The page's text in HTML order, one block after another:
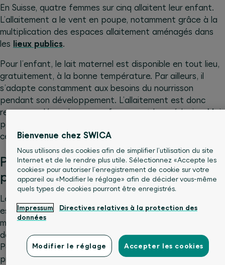
En Suisse, quatre femmes sur cinq allaitent leur enfant.
L’allaitement a le vent en poupe, notamment grâce à la
multiplication des espaces allaitement aménagés dans
les lieux publics.
Pour l’enfant, le lait maternel est disponible en tout lieu,
gratuitement, à la bonne température. Par ailleurs, il
s’adapte constamment aux besoins du nourrisson
pendant son développement. L’allaitement est donc
recommandé par les sages-femmes et les médecins. Mais
pour que l’allaitement déploie tous ses avantages,
certaines choses sont à savoir:
Pourquoi l’allaitement pendant les
premiers mois est-il si important?
Le lait maternel contient des protéines, des lipides
essentiels et de qualité, des glucides, des vitamines, des
minéraux et du fer. Ces nutriments favorisent un
développement physique et mental optimal des bébés.
Par ailleurs, le lait maternel contient des anticorps qui
protègent des infections. Une fois adultes, les enfants
Bienvenue chez SWICA
Nous utilisons des cookies afin de simplifier l’utilisation du site
Internet et de le rendre plus utile. Sélectionnez «Accepte les
cookies» pour autoriser l’enregistrement de cookie sur votre
appareil ou «Modifier le réglage» afin de décider vous-même
quels types de cookies pourront être enregistrés.
Impressum
Directives relatives à la protection des
données
Modifier le réglage Accepter les cookies